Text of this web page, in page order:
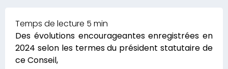
Des évolutions encourageantes enregistrées en
2024 selon les termes du président statutaire de
ce Conseil,